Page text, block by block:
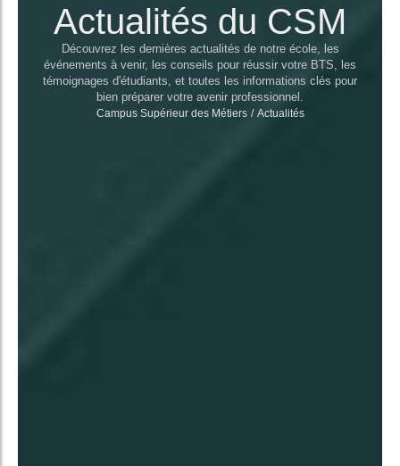
Actualités du CSM
Découvrez les dernières actualités de notre école, les
événements à venir, les conseils pour réussir votre BTS, les
témoignages d'étudiants, et toutes les informations clés pour
bien préparer votre avenir professionnel.
Campus Supérieur des Métiers / Actualités